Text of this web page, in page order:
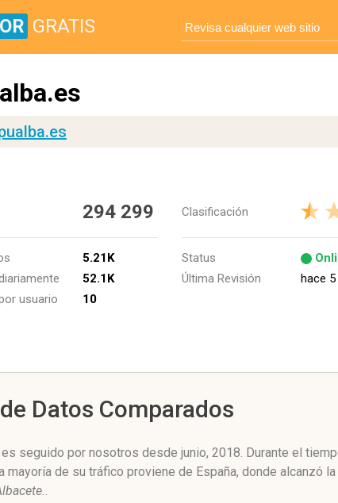
GRATIS
294 299
5.21K
52.1K
usuario
10
Clasificación
Status
Última Revisión
hace
Datos Comparados
seguido por nosotros desde junio, 2018. Durante el
mayoría de su tráfico proviene de España, donde alcanzó
.